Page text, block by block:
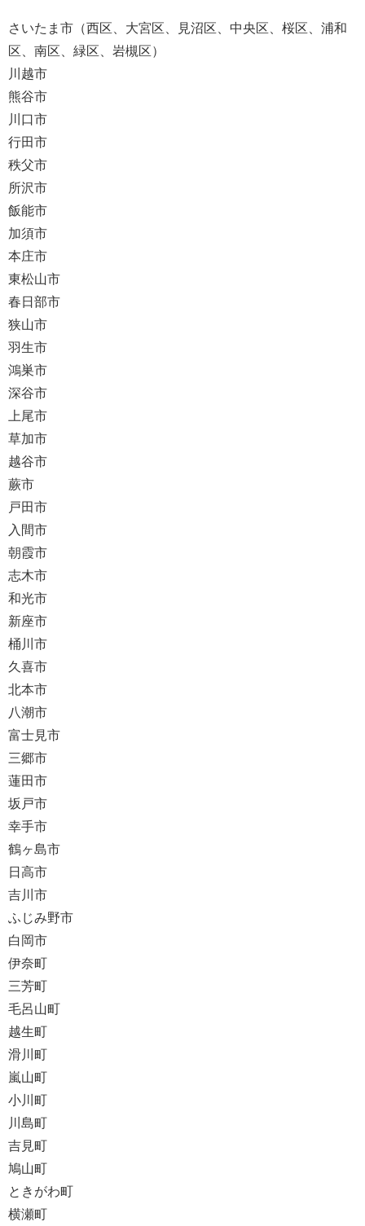
さいたま市（西区、大宮区、見沼区、中央区、桜区、浦和
区、南区、緑区、岩槻区）
川越市
熊谷市
川口市
行田市
秩父市
所沢市
飯能市
加須市
本庄市
東松山市
春日部市
狭山市
羽生市
鴻巣市
深谷市
上尾市
草加市
越谷市
蕨市
戸田市
入間市
朝霞市
志木市
和光市
新座市
桶川市
久喜市
北本市
八潮市
富士見市
三郷市
蓮田市
坂戸市
幸手市
鶴ヶ島市
日高市
吉川市
ふじみ野市
白岡市
伊奈町
三芳町
毛呂山町
越生町
滑川町
嵐山町
小川町
川島町
吉見町
鳩山町
ときがわ町
横瀬町